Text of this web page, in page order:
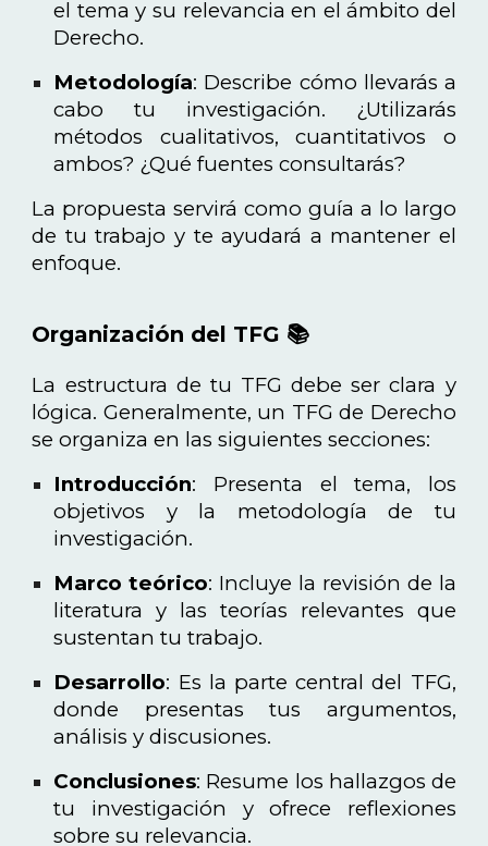
el tema y su relevancia en el ámbito del
Derecho.
Metodología: Describe cómo llevarás a
cabo tu investigación. ¿Utilizarás
métodos cualitativos, cuantitativos o
ambos? ¿Qué fuentes consultarás?
La propuesta servirá como guía a lo largo
de tu trabajo y te ayudará a mantener el
enfoque.
Organización del TFG 📚
La estructura de tu TFG debe ser clara y
lógica. Generalmente, un TFG de Derecho
se organiza en las siguientes secciones:
Introducción: Presenta el tema, los
objetivos y la metodología de tu
investigación.
Marco teórico: Incluye la revisión de la
literatura y las teorías relevantes que
sustentan tu trabajo.
Desarrollo: Es la parte central del TFG,
donde presentas tus argumentos,
análisis y discusiones.
Conclusiones: Resume los hallazgos de
tu investigación y ofrece reflexiones
sobre su relevancia.